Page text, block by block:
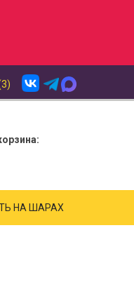
НА ШАРАХ